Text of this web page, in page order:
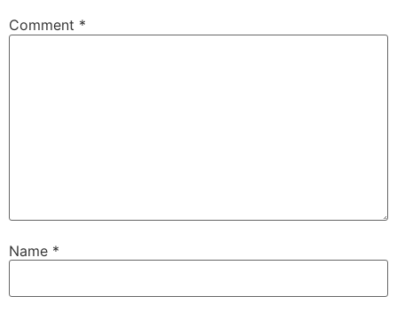
Comment *
Name *